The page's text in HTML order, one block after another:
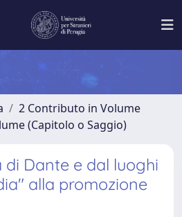
2 Contributo in Volume
(Capitolo o Saggio)
Dante e dal luoghi
alla promozione